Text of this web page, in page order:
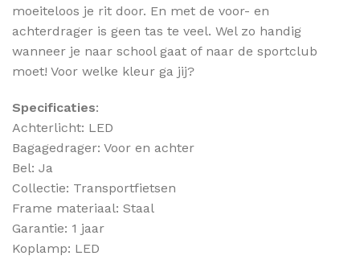
moeiteloos je rit door. En met de voor- en
achterdrager is geen tas te veel. Wel zo handig
wanneer je naar school gaat of naar de sportclub
moet! Voor welke kleur ga jij?
Specificaties:
Achterlicht: LED
Bagagedrager: Voor en achter
Bel: Ja
Collectie: Transportfietsen
Frame materiaal: Staal
Garantie: 1 jaar
Koplamp: LED